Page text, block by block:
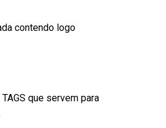
contendo logo
que servem para